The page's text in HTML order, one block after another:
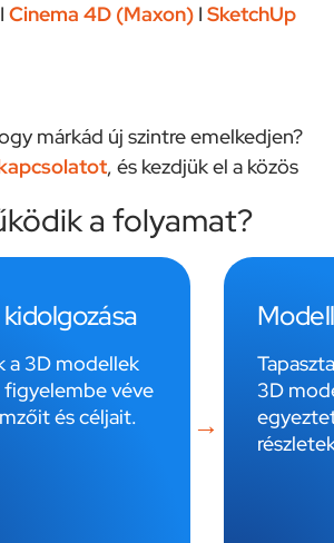
I Cinema 4D (Maxon) I SketchUp
márkád új szintre emelkedjen?
, és kezdjük el a közös
a folyamat?
a 3D modellek
véve
és céljait.
3D